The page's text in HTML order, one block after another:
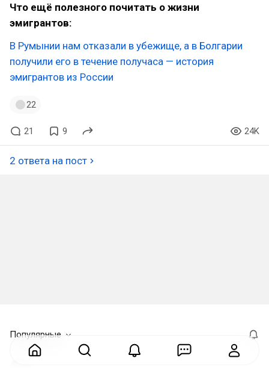
Что ещё полезного почитать о жизни
эмигрантов:
В Румынии нам отказали в убежище, а в Болгарии
получили его в течение получаса — история
эмигрантов из России
22
21 9 24K
2 ответа на пост
Популярные